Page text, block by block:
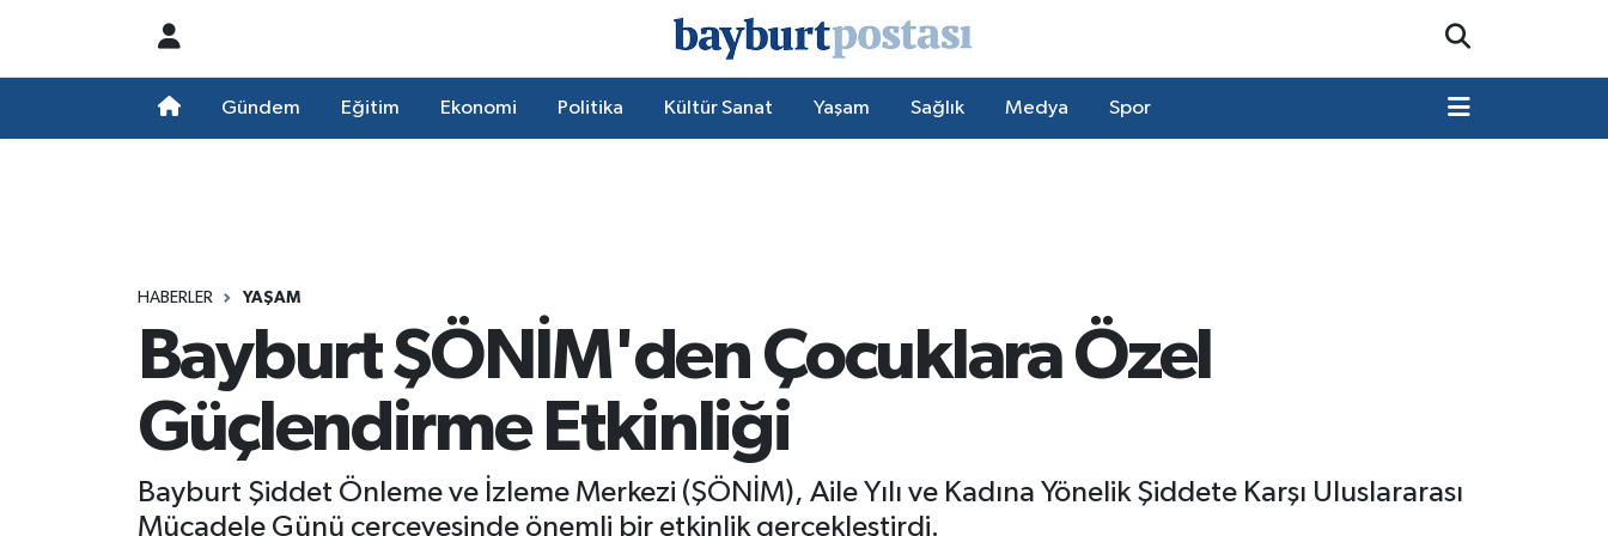
Gündem Eğitim Ekonomi Politika Kültür Sanat Yaşam Sağlık Medya Spor
HABERLER YAŞAM
Bayburt ŞÖNİM'den Çocuklara Özel
Güçlendirme Etkinliği
Bayburt Şiddet Önleme ve İzleme Merkezi (ŞÖNİM), Aile Yılı ve Kadına Yönelik Şiddete Karşı Uluslararası
Mücadele Günü çerçevesinde önemli bir etkinlik gerçekleştirdi.
Süper Lig Puan Durumu ve Fikstür
Tüm Manşetler
Son Dakika Haberleri
Haber Arşivi